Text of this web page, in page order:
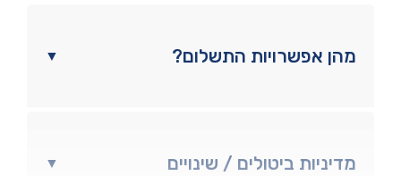
▼ מהן אפשרויות התשלום?
▼ מדיניות ביטולים / שינויים